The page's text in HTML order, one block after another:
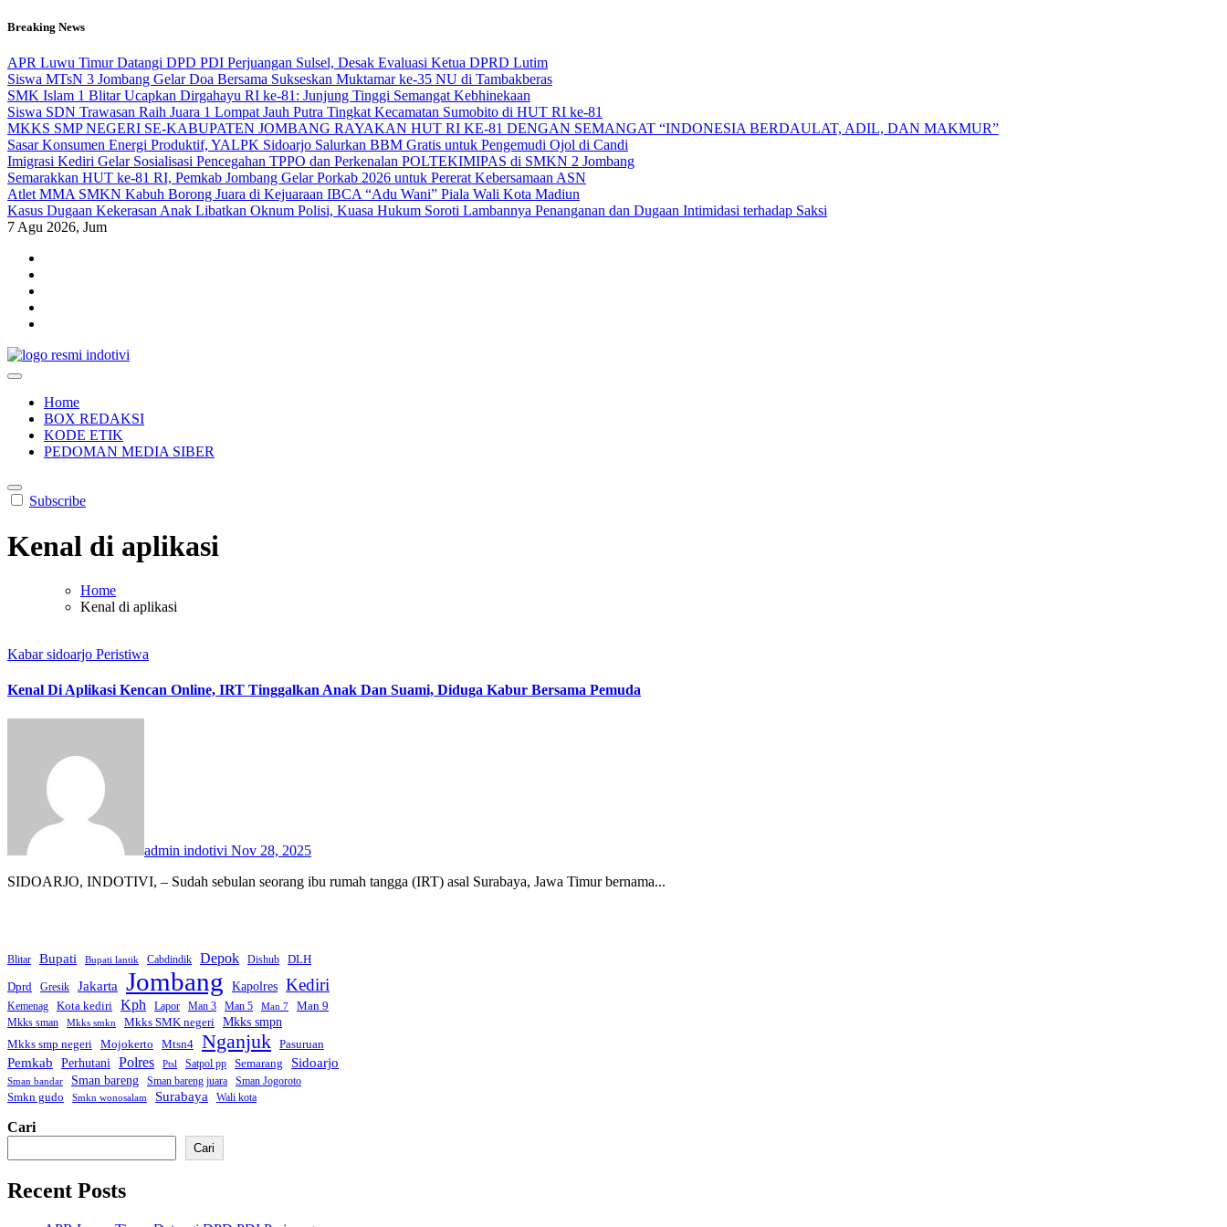
Skip
content
Breaking News
APR Luwu Timur Datangi DPD PDI Perjuangan Sulsel, Desak Evaluasi Ketua DPRD Lutim
Siswa MTsN 3 Jombang Gelar Doa Bersama Sukseskan Muktamar ke-35 NU di Tambakberas
SMK Islam 1 Blitar Ucapkan Dirgahayu RI ke-81: Junjung Tinggi Semangat Kebhinekaan
Siswa SDN Trawasan Raih Juara 1 Lompat Jauh Putra Tingkat Kecamatan Sumobito di HUT RI ke-81
MKKS SMP NEGERI SE-KABUPATEN JOMBANG RAYAKAN HUT RI KE-81 DENGAN SEMANGAT “INDONESIA BERDAULAT, ADIL, DAN MAKMUR”
Sasar Konsumen Energi Produktif, YALPK Sidoarjo Salurkan BBM Gratis untuk Pengemudi Ojol di Candi
Imigrasi Kediri Gelar Sosialisasi Pencegahan TPPO dan Perkenalan POLTEKIMIPAS di SMKN 2 Jombang
Semarakkan HUT ke-81 RI, Pemkab Jombang Gelar Porkab 2026 untuk Pererat Kebersamaan ASN
Atlet MMA SMKN Kabuh Borong Juara di Kejuaraan IBCA “Adu Wani” Piala Wali Kota Madiun
Kasus Dugaan Kekerasan Anak Libatkan Oknum Polisi, Kuasa Hukum Soroti Lambannya Penanganan dan Dugaan Intimidasi terhadap Saksi
7 Agu 2026, Jum
Home
BOX REDAKSI
KODE ETIK
PEDOMAN MEDIA SIBER
Subscribe
Kenal di aplikasi
Home
Kenal di aplikasi
Kabar sidoarjo Peristiwa
Kenal Di Aplikasi Kencan Online, IRT Tinggalkan Anak Dan Suami, Diduga Kabur Bersama Pemuda
admin indotivi Nov 28, 2025
SIDOARJO, INDOTIVI, – Sudah sebulan seorang ibu rumah tangga (IRT) asal Surabaya, Jawa Timur bernama...
Blitar Bupati Bupati lantik Cabdindik Depok Dishub DLH
Dprd Gresik Jakarta Jombang Kapolres Kediri
Kemenag Kota kediri Kph Lapor Man 3 Man 5 Man 7 Man 9
Mkks sman Mkks smkn Mkks SMK negeri
Mkks smpn
Mkks smp negeri
Mojokerto Mtsn4 Nganjuk Pasuruan
Pemkab Perhutani Polres Ptsl Satpol pp Semarang Sidoarjo
Sman bandar Sman bareng Sman bareng juara Sman Jogoroto
Smkn gudo Smkn wonosalam Surabaya Wali kota
Cari
Cari
Recent Posts